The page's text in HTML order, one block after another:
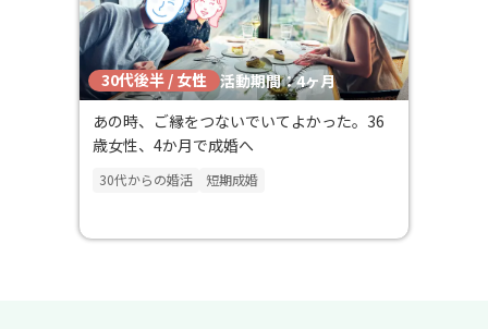
30代後半 / 女性 活動期間：4ヶ月
あの時、ご縁をつないでいてよかった。36
歳女性、4か月で成婚へ
30代からの婚活 短期成婚